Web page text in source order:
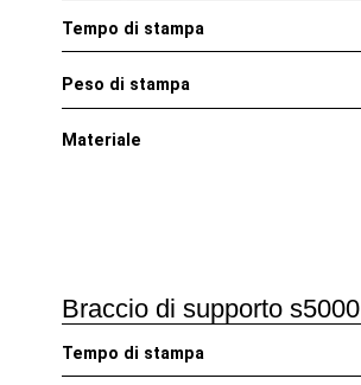
Tempo di stampa
Peso di stampa
Materiale
Braccio di supporto s5000
Tempo di stampa